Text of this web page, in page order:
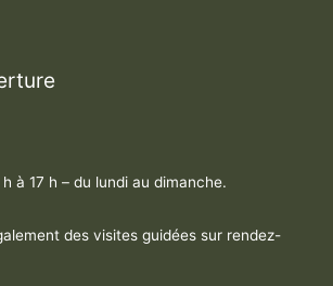
h à 17 h – du lundi au dimanche.
des visites guidées sur rendez-